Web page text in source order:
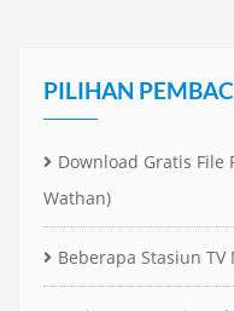
PILIHAN
Download Gratis File
Wathan)
Beberapa Stasiun TV